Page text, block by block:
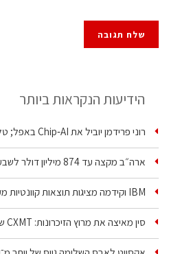
הידיעות הנקראות ביותר
רוני פרידמן יוביל את Chip‑AI באפל; טל ענבר ינהל את…
ארה״ב מקצה עד 874 מיליון דולר לשבע טכנולוגיות שבבים…
IBM וקידמה מציגות תוצאות קוונטיות מעבר ליכולת…
סין מאיצה את מרוץ הזיכרונות: CXMT שוקלת להקים מפעל…